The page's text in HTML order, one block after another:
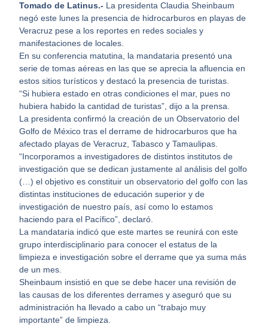
Tomado de Latinus.- La presidenta Claudia Sheinbaum
negó este lunes la presencia de hidrocarburos en playas de
Veracruz pese a los reportes en redes sociales y
manifestaciones de locales.
En su conferencia matutina, la mandataria presentó una
serie de tomas aéreas en las que se aprecia la afluencia en
estos sitios turísticos y destacó la presencia de turistas.
“Si hubiera estado en otras condiciones el mar, pues no
hubiera habido la cantidad de turistas”, dijo a la prensa.
La presidenta confirmó la creación de un Observatorio del
Golfo de México tras el derrame de hidrocarburos que ha
afectado playas de Veracruz, Tabasco y Tamaulipas.
“Incorporamos a investigadores de distintos institutos de
investigación que se dedican justamente al análisis del golfo
(…) el objetivo es constituir un observatorio del golfo con las
distintas instituciones de educación superior y de
investigación de nuestro país, así como lo estamos
haciendo para el Pacífico”, declaró.
La mandataria indicó que este martes se reunirá con este
grupo interdisciplinario para conocer el estatus de la
limpieza e investigación sobre el derrame que ya suma más
de un mes.
Sheinbaum insistió en que se debe hacer una revisión de
las causas de los diferentes derrames y aseguró que su
administración ha llevado a cabo un “trabajo muy
importante” de limpieza.